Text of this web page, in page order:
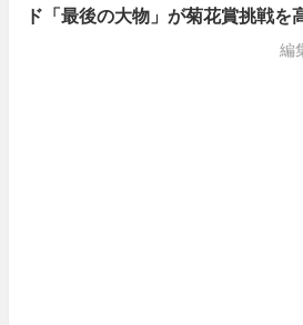
ド「最後の大物」が菊花賞挑戦を
編